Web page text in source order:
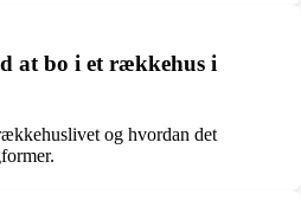
at bo i et rækkehus i
og hvordan det